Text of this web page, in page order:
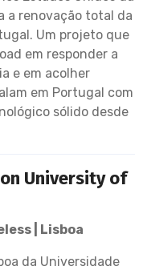
a renovação total da
Um projeto que
em responder a
e em acolher
em Portugal com
sólido desde
University of
| Lisboa
da Universidade